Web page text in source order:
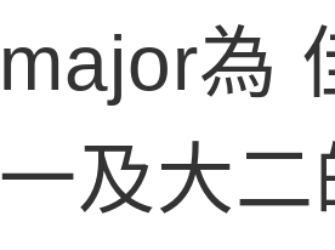
major為
一及大二